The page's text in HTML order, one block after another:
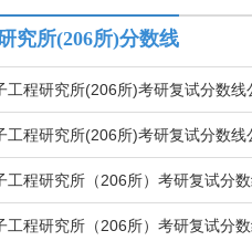
究所(206所)分数线
工程研究所(206所)考研复试分数线
工程研究所(206所)考研复试分数线
工程研究所（206所）考研复试分
工程研究所（206所）考研复试分